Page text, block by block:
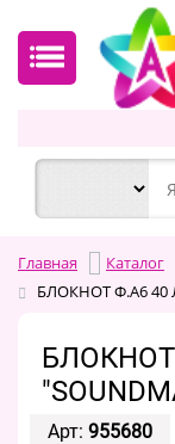
Главная Каталог
БЛОКНОТ Ф.А6 40
Арт: 955680